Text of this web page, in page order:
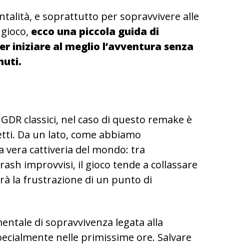
e soprattutto per sopravvivere alle
ecco una piccola guida di
iniziare al meglio l’avventura senza
classici, nel caso di questo remake è
Da un lato, come abbiamo
vera cattiveria del mondo: tra
improvvisi, il gioco tende a collassare
la frustrazione di un punto di
di sopravvivenza legata alla
nelle primissime ore. Salvare